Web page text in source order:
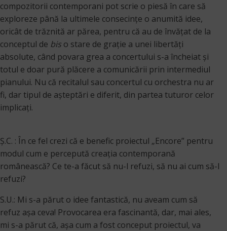
compozitorii contemporani pot scrie o piesă în care să
exploreze până la ultimele consecințe o anumită idee,
oricât de trăznită ar părea, pentru că au de învățat de la
conceptul de bis o stare de grație a unei libertăți
absolute, când povara grea a concertului s-a încheiat și
totul e doar pură plăcere a comunicării prin intermediul
pianului. Nu că recitalul sau concertul cu orchestra nu ar
fi, dar tipul de așteptări e diferit, din partea tuturor celor
implicați.
Ș.C. : În ce fel crezi că e benefic proiectul „Encore” pentru
modul cum e percepută creaţia contemporană
românească? Ce te-a făcut să nu-l refuzi, să nu ai cum să-l
refuzi?
S.U.: Mi s-a părut o idee fantastică, nu aveam cum să
refuz așa ceva! Provocarea era fascinantă, dar, mai ales,
mi s-a părut că, așa cum a fost conceput proiectul, va